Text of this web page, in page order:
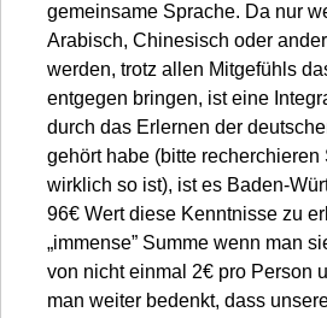
gemeinsame Sprache. Da nur
Arabisch, Chinesisch oder
werden, trotz allen Mitgefühls
entgegen bringen, ist eine
durch das Erlernen der
gehört habe (bitte recherchieren
wirklich so ist), ist es Baden-
96€ Wert diese Kenntnisse zu
„immense” Summe wenn man
von nicht einmal 2€ pro Person
man weiter bedenkt, dass